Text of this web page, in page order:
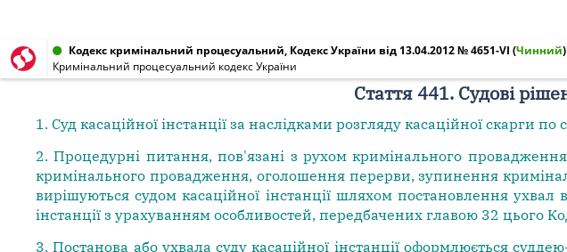
Кодекс кримінальний процесуальний, Кодекс України від 13.04.2012 № 4651-VI (Чинний)
Кримінальний процесуальний кодекс України